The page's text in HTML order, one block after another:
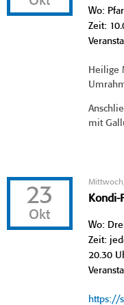
Wo:
Zeit:
Heilige
mit
23
Okt
Kondi-
Wo:
Zeit:
20.30
https://